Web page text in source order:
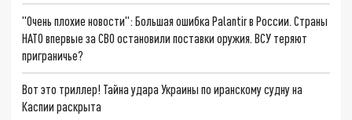
"Очень плохие новости": Большая ошибка Palantir в России. Страны
НАТО впервые за СВО остановили поставки оружия. ВСУ теряют
приграничье?
Вот это триллер! Тайна удара Украины по иранскому судну на
Каспии раскрыта